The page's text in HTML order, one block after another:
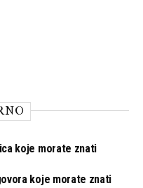
koje morate znati
koje morate znati